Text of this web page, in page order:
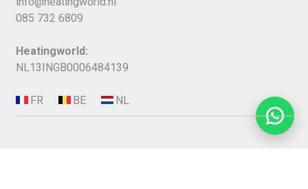
085 732 6809
Heatingworld:
NL13INGB0006484139